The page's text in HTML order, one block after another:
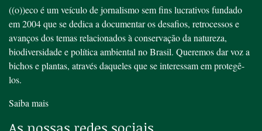
((o))eco é um veículo de jornalismo sem fins lucrativos fundado
em 2004 que se dedica a documentar os desafios, retrocessos e
avanços dos temas relacionados à conservação da natureza,
biodiversidade e política ambiental no Brasil. Queremos dar voz a
bichos e plantas, através daqueles que se interessam em protegê-
los.
Saiba mais
As nossas redes sociais